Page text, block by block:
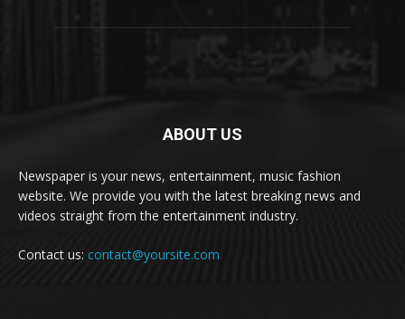
ABOUT US
Newspaper is your news, entertainment, music fashion
website. We provide you with the latest breaking news and
videos straight from the entertainment industry.
Contact us: contact@yoursite.com